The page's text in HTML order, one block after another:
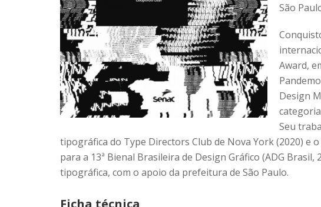
São
Award,
Design
Seu
tipográfica do Type Directors Club de Nova York (2020) e
para a 13ª Bienal Brasileira de Design Gráfico (ADG Brasil,
tipográfica, com o apoio da prefeitura de São Paulo.